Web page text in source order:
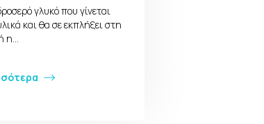
γλυκό που γίνεται
και θα σε εκπλήξει στη
η…